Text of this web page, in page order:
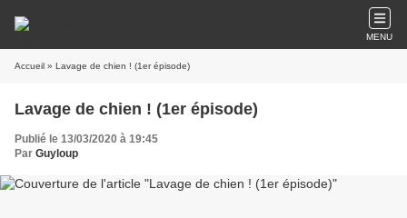
MENU
Accueil » Lavage de chien ! (1er épisode)
Lavage de chien ! (1er épisode)
Publié le 13/03/2020 à 19:45
Par Guyloup